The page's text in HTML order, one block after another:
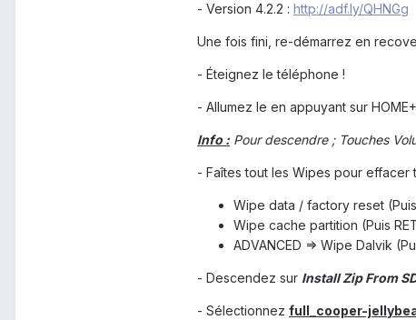
- Version 4.2.2 : http://adf.ly/QHNGg
Une fois fini, re-démarrez en
- Éteignez le téléphone !
- Allumez le en appuyant sur
Info : Pour descendre ; Touches
- Faîtes tout les Wipes pour
Wipe data / factory reset (Puis
Wipe cache partition (Puis
ADVANCED => Wipe Dalvik
- Descendez sur Install Zip From
- Sélectionnez full_cooper-